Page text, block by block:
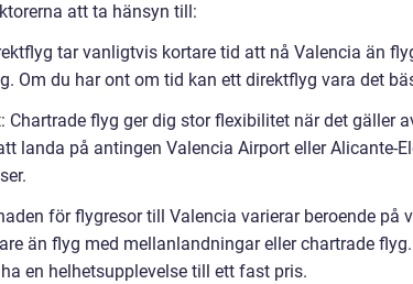
att ta hänsyn till:
tar vanligtvis kortare tid att nå Valencia än
Om du har ont om tid kan ett direktflyg vara det
Chartrade flyg ger dig stor flexibilitet när det gäller
landa på antingen Valencia Airport eller Alicante-
för flygresor till Valencia varierar beroende på
än flyg med mellanlandningar eller chartrade
en helhetsupplevelse till ett fast pris.